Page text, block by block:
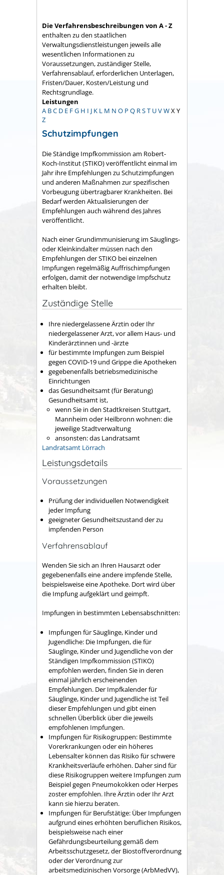
Die Verfahrensbeschreibungen von A - Z
enthalten zu den staatlichen
Verwaltungsdienstleistungen jeweils alle
wesentlichen Informationen zu
Voraussetzungen, zuständiger Stelle,
Verfahrensablauf, erforderlichen Unterlagen,
Fristen/Dauer, Kosten/Leistung und
Rechtsgrundlage.
Leistungen
A BC D E FG H I J K L M N O P Q RST UVWX Y
Z
Schutzimpfungen
Die Ständige Impfkommission am Robert-
Koch-Institut (STIKO) veröffentlicht einmal im
Jahr ihre Empfehlungen zu Schutzimpfungen
und anderen Maßnahmen zur spezifischen
Vorbeugung übertragbarer Krankheiten. Bei
Bedarf werden Aktualisierungen der
Empfehlungen auch während des Jahres
veröffentlicht.
Nach einer Grundimmunisierung im Säuglings-
oder Kleinkindalter müssen nach den
Empfehlungen der STIKO bei einzelnen
Impfungen regelmäßig Auffrischimpfungen
erfolgen, damit der notwendige Impfschutz
erhalten bleibt.
Zuständige Stelle
Ihre niedergelassene Ärztin oder Ihr
niedergelassener Arzt, vor allem Haus- und
Kinderärztinnen und -ärzte
für bestimmte Impfungen zum Beispiel
gegen COVID-19 und Grippe die Apotheken
gegebenenfalls betriebsmedizinische
Einrichtungen
das Gesundheitsamt (für Beratung)
Gesundheitsamt ist,
wenn Sie in den Stadtkreisen Stuttgart,
Mannheim oder Heilbronn wohnen: die
jeweilige Stadtverwaltung
ansonsten: das Landratsamt
Landratsamt Lörrach
Leistungsdetails
Voraussetzungen
Prüfung der individuellen Notwendigkeit
jeder Impfung
geeigneter Gesundheitszustand der zu
impfenden Person
Verfahrensablauf
Wenden Sie sich an Ihren Hausarzt oder
gegebenenfalls eine andere impfende Stelle,
beispielsweise eine Apotheke. Dort wird über
die Impfung aufgeklärt und geimpft.
Impfungen in bestimmten Lebensabschnitten:
Impfungen für Säuglinge, Kinder und
Jugendliche: Die Impfungen, die für
Säuglinge, Kinder und Jugendliche von der
Ständigen Impfkommission (STIKO)
empfohlen werden, finden Sie in deren
einmal jährlich erscheinenden
Empfehlungen. Der Impfkalender für
Säuglinge, Kinder und Jugendliche ist Teil
dieser Empfehlungen und gibt einen
schnellen Überblick über die jeweils
empfohlenen Impfungen.
Impfungen für Risikogruppen: Bestimmte
Vorerkrankungen oder ein höheres
Lebensalter können das Risiko für schwere
Krankheitsverläufe erhöhen. Daher sind für
diese Risikogruppen weitere Impfungen zum
Beispiel gegen Pneumokokken oder Herpes
zoster empfohlen. Ihre Ärztin oder Ihr Arzt
kann sie hierzu beraten.
Impfungen für Berufstätige: Über Impfungen
aufgrund eines erhöhten beruflichen Risikos,
beispielsweise nach einer
Gefährdungsbeurteilung gemäß dem
Arbeitsschutzgesetz, der Biostoffverordnung
oder der Verordnung zur
arbeitsmedizinischen Vorsorge (ArbMedVV),